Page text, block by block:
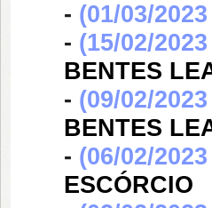
- (01/03/
- (15/02/
BENTES
- (09/02/
BENTES
- (06/02/
ESCÓRCIO